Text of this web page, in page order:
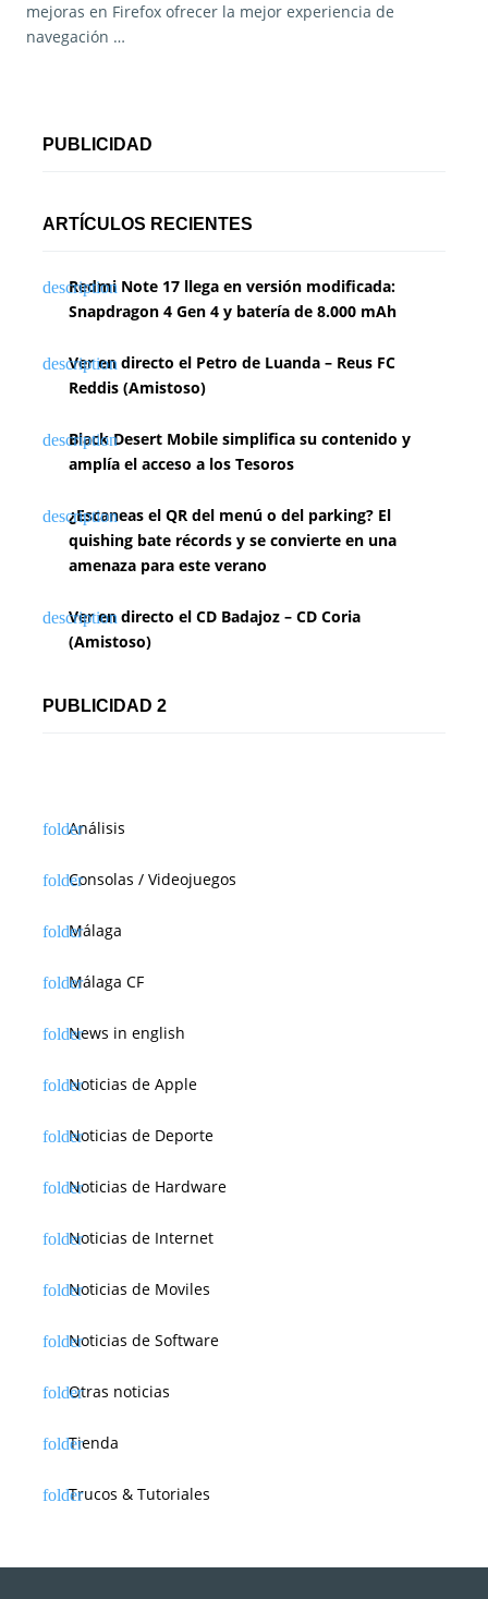
mejoras en Firefox ofrecer la mejor experiencia de
navegación …
PUBLICIDAD
ARTÍCULOS RECIENTES
Redmi Note 17 llega en versión modificada:
Snapdragon 4 Gen 4 y batería de 8.000 mAh
Ver en directo el Petro de Luanda – Reus FC
Reddis (Amistoso)
Black Desert Mobile simplifica su contenido y
amplía el acceso a los Tesoros
¿Escaneas el QR del menú o del parking? El
quishing bate récords y se convierte en una
amenaza para este verano
Ver en directo el CD Badajoz – CD Coria
(Amistoso)
PUBLICIDAD 2
Análisis
Consolas / Videojuegos
Málaga
Málaga CF
News in english
Noticias de Apple
Noticias de Deporte
Noticias de Hardware
Noticias de Internet
Noticias de Moviles
Noticias de Software
Otras noticias
Tienda
Trucos & Tutoriales